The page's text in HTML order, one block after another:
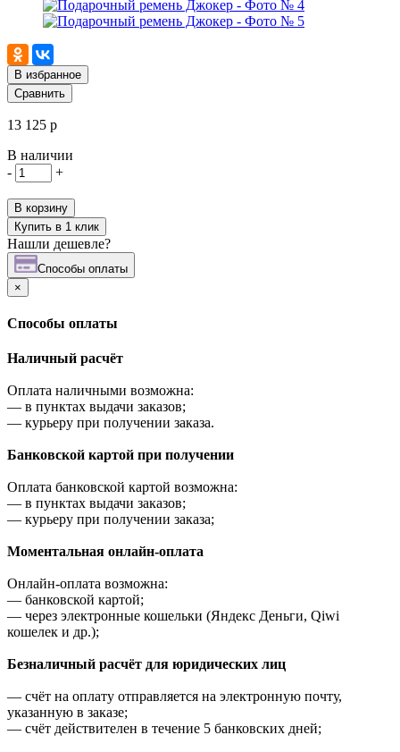
В избранное
Сравнить
13 125 р
В наличии
-
+
В корзину
Купить в 1 клик
Нашли дешевле?
Cпособы оплаты
×
Cпособы оплаты
Наличный расчёт
Оплата наличными возможна:
— в пунктах выдачи заказов;
— курьеру при получении заказа.
Банковской картой при получении
Оплата банковской картой возможна:
— в пунктах выдачи заказов;
— курьеру при получении заказа;
Моментальная онлайн-оплата
Онлайн-оплата возможна:
— банковской картой;
— через электронные кошельки (Яндекс Деньги, Qiwi
кошелек и др.);
Безналичный расчёт для юридических лиц
— счёт на оплату отправляется на электронную почту,
указанную в заказе;
— счёт действителен в течение 5 банковских дней;